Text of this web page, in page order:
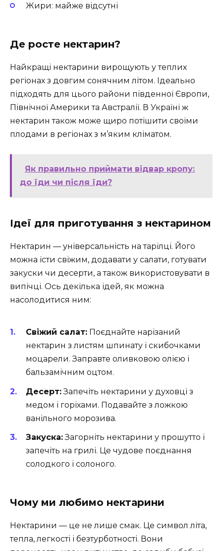
Жири: майже відсутні
Де росте нектарин?
Найкращі нектарини вирощують у теплих
регіонах з довгим сонячним літом. Ідеально
підходять для цього райони південної Європи,
Північної Америки та Австралії. В Україні ж
нектарин також може щиро потішити своїми
плодами в регіонах з м’яким кліматом.
Як правильно приймати відвар кропу:
до їди чи після їди?
Ідеї для приготування з нектарином
Нектарин — універсальність на тарілці. Його
можна їсти свіжим, додавати у салати, готувати
закуски чи десерти, а також використовувати в
випічці. Ось декілька ідей, як можна
насолодитися ним:
Свіжий салат: Поєднайте нарізаний
нектарин з листям шпинату і скибочками
моцарели. Заправте оливковою олією і
бальзамічним оцтом.
Десерт:Запечіть нектарини у духовці з
медом і горіхами. Подавайте з ложкою
ванільного морозива.
Закуска:Загорніть нектарини у прошутто і
запечіть на грилі. Це чудове поєднання
солодкого і солоного.
Чому ми любимо нектарини
Нектарини — це не лише смак. Це символ літа,
тепла, легкості і безтурботності. Вони